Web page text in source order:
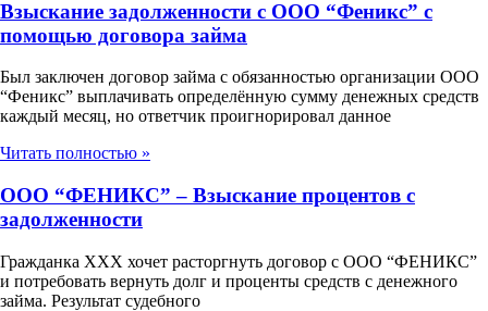
Взыскание задолженности с ООО “Феникс” с
помощью договора займа
Был заключен договор займа с обязанностью организации ООО
“Феникс” выплачивать определённую сумму денежных средств
каждый месяц, но ответчик проигнорировал данное
Читать полностью »
ООО “ФЕНИКС” – Взыскание процентов с
задолженности
Гражданка ХХХ хочет расторгнуть договор с ООО “ФЕНИКС”
и потребовать вернуть долг и проценты средств с денежного
займа. Результат судебного